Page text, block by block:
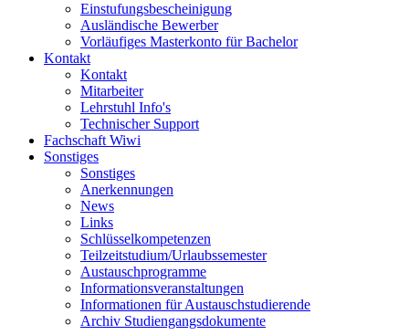
Einstufungsbescheinigung
Ausländische Bewerber
Vorläufiges Masterkonto für Bachelor
Kontakt
Kontakt
Mitarbeiter
Lehrstuhl Info's
Technischer Support
Fachschaft Wiwi
Sonstiges
Sonstiges
Anerkennungen
News
Links
Schlüsselkompetenzen
Teilzeitstudium/Urlaubssemester
Austauschprogramme
Informationsveranstaltungen
Informationen für Austauschstudierende
Archiv Studiengangsdokumente